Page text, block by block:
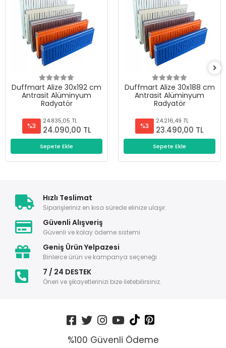
Duffmart Alize 30x192 cm
Antrasit Alüminyum
Radyatör
%3
24.835,05 TL
24.090,00 TL
Sepete Ekle
Duffmart Alize 30x188 cm
Antrasit Alüminyum
Radyatör
%3
24.216,49 TL
23.490,00 TL
Sepete Ekle
Hızlı Teslimat
Siparişleriniz en kısa sürede elinize ulaşır.
Güvenli Alışveriş
Güvenli ve kolay ödeme sistemi
Geniş Ürün Yelpazesi
Binlerce ürün ve kampanya seçeneği
7 / 24 DESTEK
Öneri ve şikayetlerinizi bize iletebilirsiniz.
%100 Güvenli Ödeme